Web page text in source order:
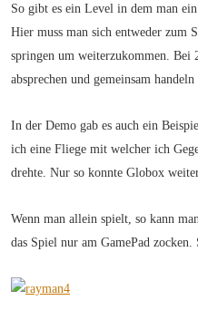
So gibt es ein Level in dem man
Hier muss man sich entweder zum
springen um weiterzukommen. Bei
absprechen und gemeinsam
In der Demo gab es auch ein
ich eine Fliege mit welcher ich
drehte. Nur so konnte Globox
Wenn man allein spielt, so kann
das Spiel nur am GamePad zocken.